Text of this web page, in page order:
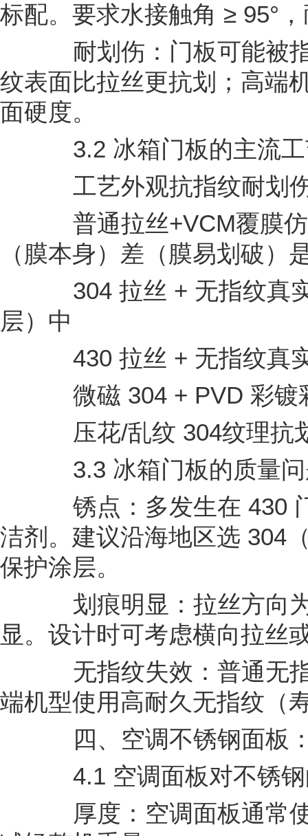
标配。要求水接触角 ≥ 95°
耐划伤：门板可能被指
纹表面比拉丝更抗划；高端
面硬度。
3.2 冰箱门板的主流工
工艺外观抗指纹耐划
普通拉丝+VCM覆膜仿
（膜本身）差（膜易划破）
304 拉丝 + 无指纹真
层）中
430 拉丝 + 无指纹真
微磁 304 + PVD 彩镀
压花/乱纹 304纹理抗
3.3 冰箱门板的质量问
锈点：多发生在 430
洁剂。建议沿海地区选 304
保护涂层。
划痕明显：拉丝方向为
显。设计时可考虑横向拉丝
无指纹失效：普通无指
端机型使用高耐久无指纹（
四、空调不锈钢面板：
4.1 空调面板对不锈钢
厚度：空调面板通常使